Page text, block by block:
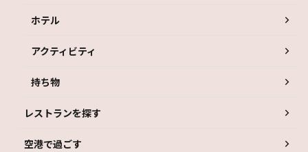
ホテル
アクティビティ
持ち物
レストランを探す
空港で過ごす